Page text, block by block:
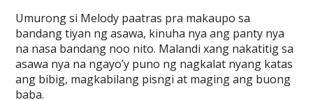
Umurong si Melody paatras pra makaupo sa
bandang tiyan ng asawa, kinuha nya ang panty nya
na nasa bandang noo nito. Malandi xang nakatitig sa
asawa nya na ngayo’y puno ng nagkalat nyang katas
ang bibig, magkabilang pisngi at maging ang buong
baba.